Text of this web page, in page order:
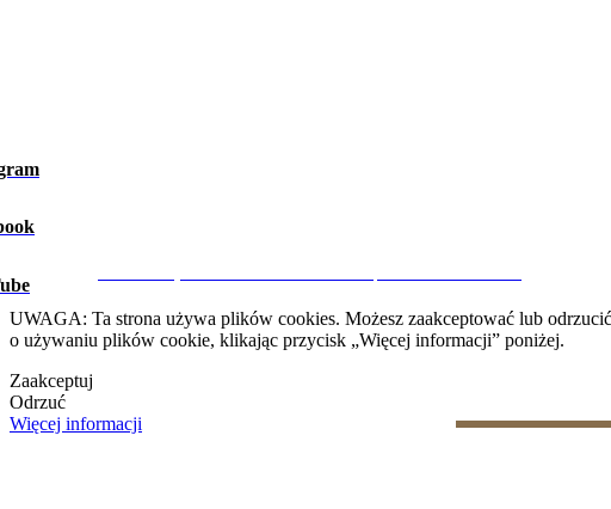
UWAGA: Ta strona używa plików cookies. Możesz zaakceptować lub
o używaniu plików cookie, klikając przycisk „Więcej informacji” poniżej.
Zaakceptuj
Odrzuć
Więcej informacji